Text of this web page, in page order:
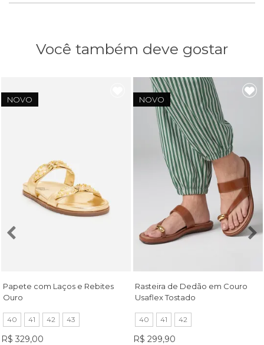
Você também deve gostar
NOVO
Papete com Laços e Rebites
Ouro
40 41 42 43
R$ 329,00
NOVO
Rasteira de Dedão em Couro
Usaflex Tostado
40 41 42
R$ 299,90